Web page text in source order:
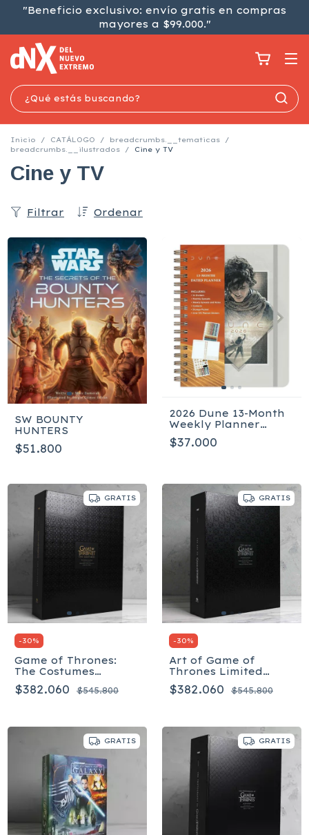
"Beneficio exclusivo: envío gratis en compras
mayores a $99.000."
Inicio / CATÁLOGO / breadcrumbs.__tematicas
/
breadcrumbs.__ilustrados
/ Cine y TV
Cine y TV
Ordenar
Filtrar
SW BOUNTY
HUNTERS
$51.800
2026 Dune 13-Month
Weekly Planner
Encuadernación en
espiral
$37.000
GRATIS
-30%
Game of Thrones:
The Costumes
Hardcover - Inglés
$382.060 $545.800
GRATIS
-30%
Art of Game of
Thrones Limited
Edition - Estuche
Tapa dura –
$382.060 $545.800
GRATIS GRATIS